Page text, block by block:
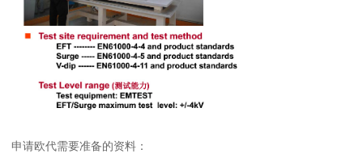
申请欧代需要准备的资料：